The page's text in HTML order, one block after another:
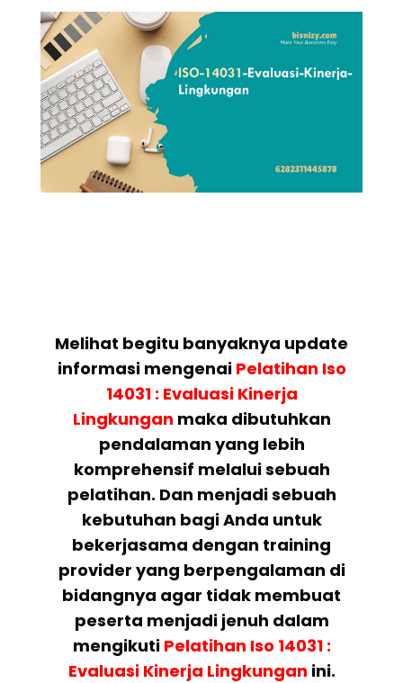
Melihat begitu banyaknya update
informasi mengenai Pelatihan Iso
14031 : Evaluasi Kinerja
Lingkungan maka dibutuhkan
pendalaman yang lebih
komprehensif melalui sebuah
pelatihan. Dan menjadi sebuah
kebutuhan bagi Anda untuk
bekerjasama dengan training
provider yang berpengalaman di
bidangnya agar tidak membuat
peserta menjadi jenuh dalam
mengikuti Pelatihan Iso 14031 :
Evaluasi Kinerja Lingkungan ini.